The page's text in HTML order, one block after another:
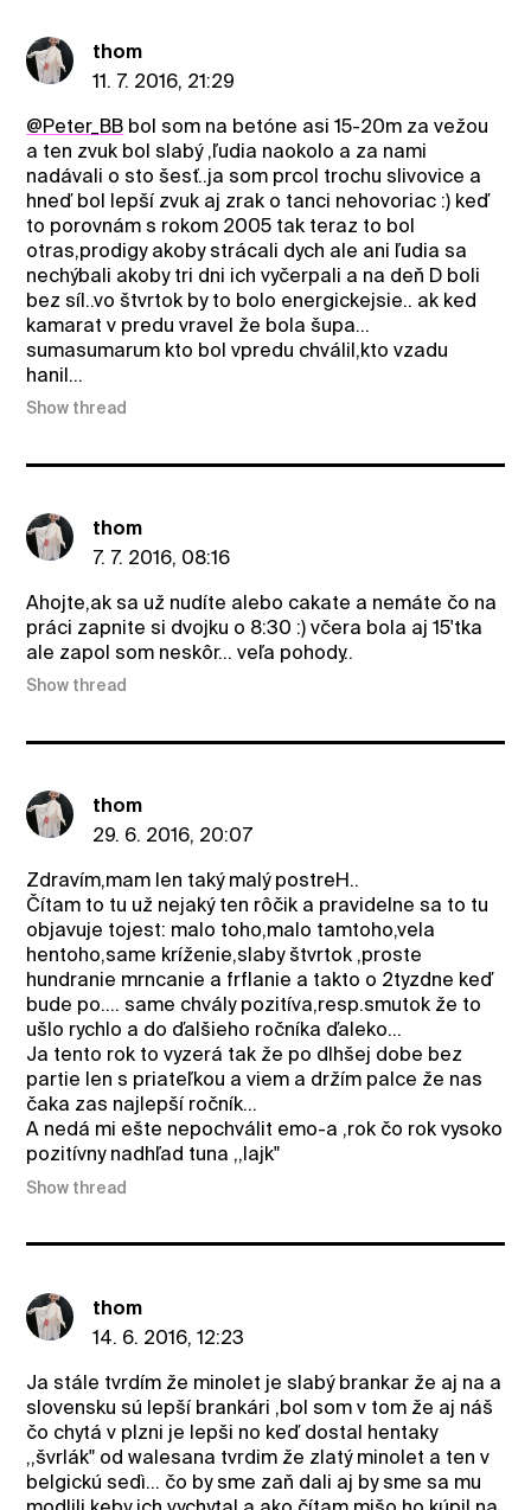
thom
11. 7. 2016, 21:29
@Peter_BB bol som na betóne asi 15-20m za vežou
a ten zvuk bol slabý ,ľudia naokolo a za nami
nadávali o sto šesť..ja som prcol trochu slivovice a
hneď bol lepší zvuk aj zrak o tanci nehovoriac :) keď
to porovnám s rokom 2005 tak teraz to bol
otras,prodigy akoby strácali dych ale ani ľudia sa
nechýbali akoby tri dni ich vyčerpali a na deň D boli
bez síl..vo štvrtok by to bolo energickejsie.. ak ked
kamarat v predu vravel že bola šupa...
sumasumarum kto bol vpredu chválil,kto vzadu
hanil...
Show thread
thom
7. 7. 2016, 08:16
Ahojte,ak sa už nudíte alebo cakate a nemáte čo na
práci zapnite si dvojku o 8:30 :) včera bola aj 15'tka
ale zapol som neskôr... veľa pohody..
Show thread
thom
29. 6. 2016, 20:07
Zdravím,mam len taký malý postreH..
Čítam to tu už nejaký ten rôčik a pravidelne sa to tu
objavuje tojest: malo toho,malo tamtoho,vela
hentoho,same kríženie,slaby štvrtok ,proste
hundranie mrncanie a frflanie a takto o 2tyzdne keď
bude po.... same chvály pozitíva,resp.smutok že to
ušlo rychlo a do ďalšieho ročníka ďaleko...
Ja tento rok to vyzerá tak že po dlhšej dobe bez
partie len s priateľkou a viem a držím palce že nas
čaka zas najlepší ročník...
A nedá mi ešte nepochválit emo-a ,rok čo rok vysoko
pozitívny nadhľad tuna ,,lajk"
Show thread
thom
14. 6. 2016, 12:23
Ja stále tvrdím že minolet je slabý brankar že aj na a
slovensku sú lepší brankári ,bol som v tom že aj náš
čo chytá v plzni je lepši no keď dostal hentaky
,,švrlák" od walesana tvrdim že zlatý minolet a ten v
belgickú sedì... čo by sme zaň dali aj by sme sa mu